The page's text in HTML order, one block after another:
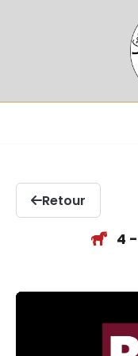
Retour
4 -